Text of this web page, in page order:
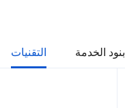
بنود الخدمة التقنيات